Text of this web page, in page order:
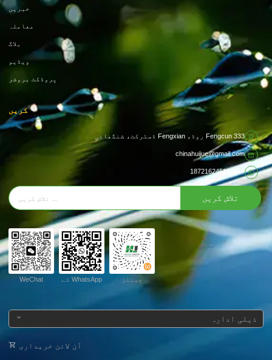
خبریں
معاملہ
بلاگ
ویڈیو
پروڈکٹ بروشر
کریں
333 Fengcun روڈ، Fengxian ڈسٹرکٹ، شنگھائی
chinahuijue@gmail.com
+ 86 18721624519
تلاش کریں
WeChat WhatsApp کے چینلز
ذیلی ادارہ
آن لائن خریداری